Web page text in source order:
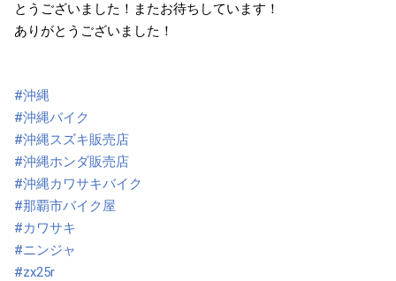
とうございました！またお待ちしています！
ありがとうございました！
#沖縄
#沖縄バイク
#沖縄スズキ販売店
#沖縄ホンダ販売店
#沖縄カワサキバイク
#那覇市バイク屋
#カワサキ
#ニンジャ
#zx25r